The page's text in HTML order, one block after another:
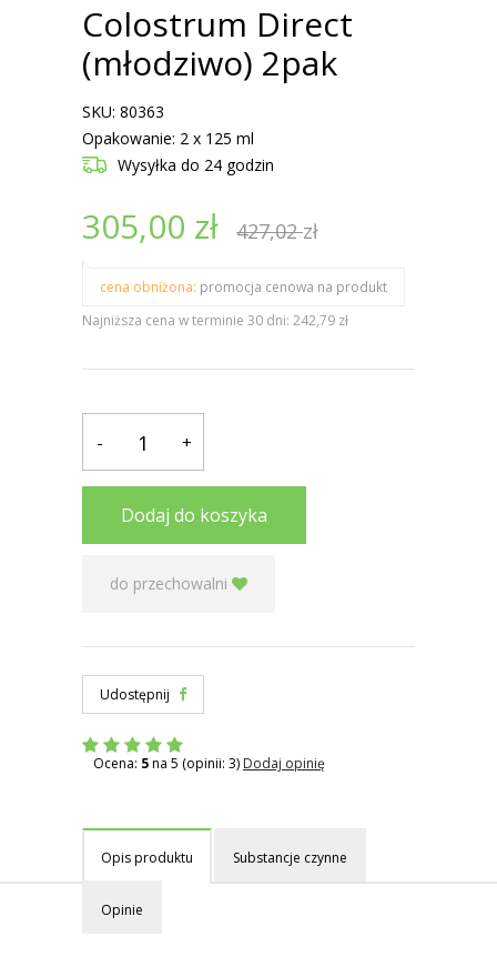
Colostrum Direct
(młodziwo) 2pak
SKU: 80363
Opakowanie: 2 x 125 ml
Wysyłka do 24 godzin
305,00 zł 427,02zł
cena obniżona: promocja cenowa na produkt
Najniższa cena w terminie 30 dni: 242,79 zł
- +
Dodaj do koszyka
do przechowalni
Udostępnij
Ocena: 5na 5 (opinii: 3) Dodaj opinię
Opis produktu Substancje czynne
Opinie